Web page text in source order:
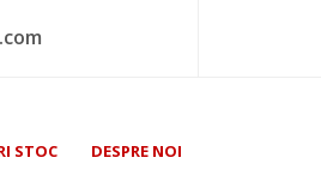
STOC DESPRE NOI